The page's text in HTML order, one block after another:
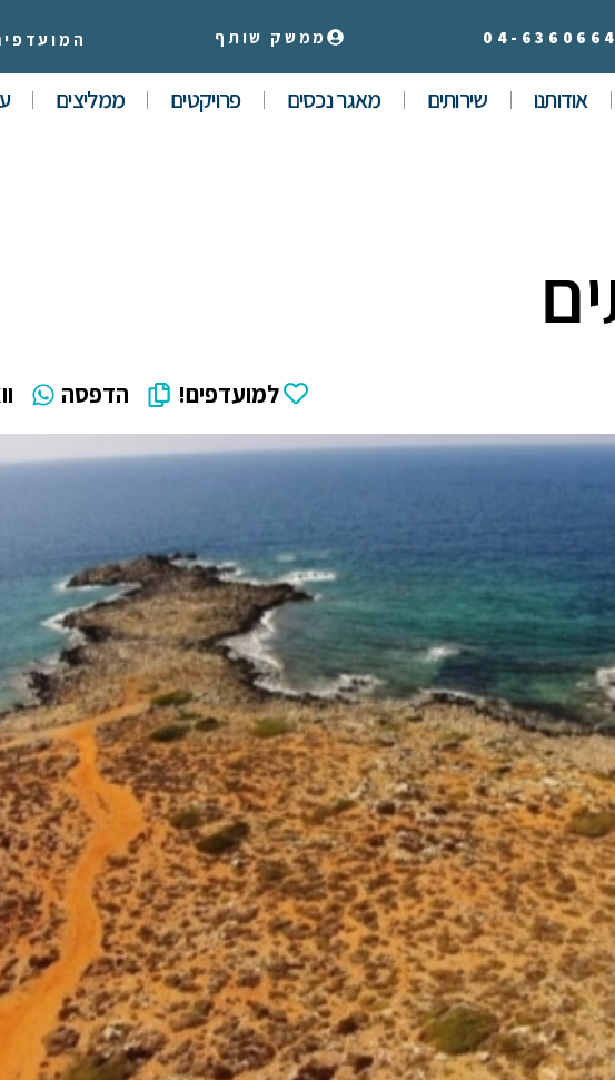
04- 6360664 ממשק שותף
אודותנו שירותים מאגר נכסים פרויקטים ממליצים
למועדפים! הדפסה